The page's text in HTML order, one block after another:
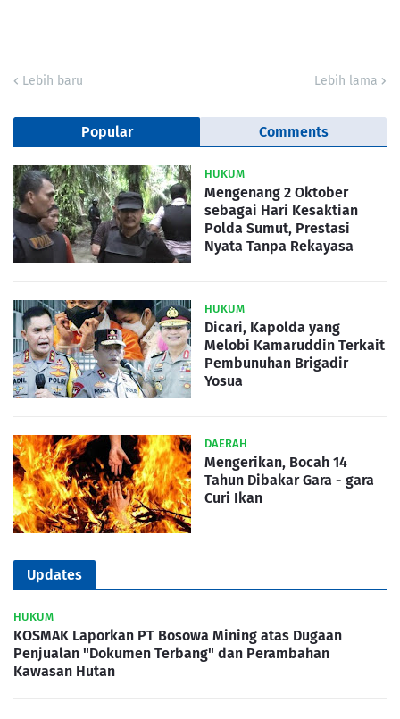
Lebih baru Lebih lama
Popular Comments
HUKUM
Mengenang 2 Oktober
sebagai Hari Kesaktian
Polda Sumut, Prestasi
Nyata Tanpa Rekayasa
HUKUM
Dicari, Kapolda yang
Melobi Kamaruddin Terkait
Pembunuhan Brigadir
Yosua
DAERAH
Mengerikan, Bocah 14
Tahun Dibakar Gara - gara
Curi Ikan
Updates
HUKUM
KOSMAK Laporkan PT Bosowa Mining atas Dugaan
Penjualan "Dokumen Terbang" dan Perambahan
Kawasan Hutan